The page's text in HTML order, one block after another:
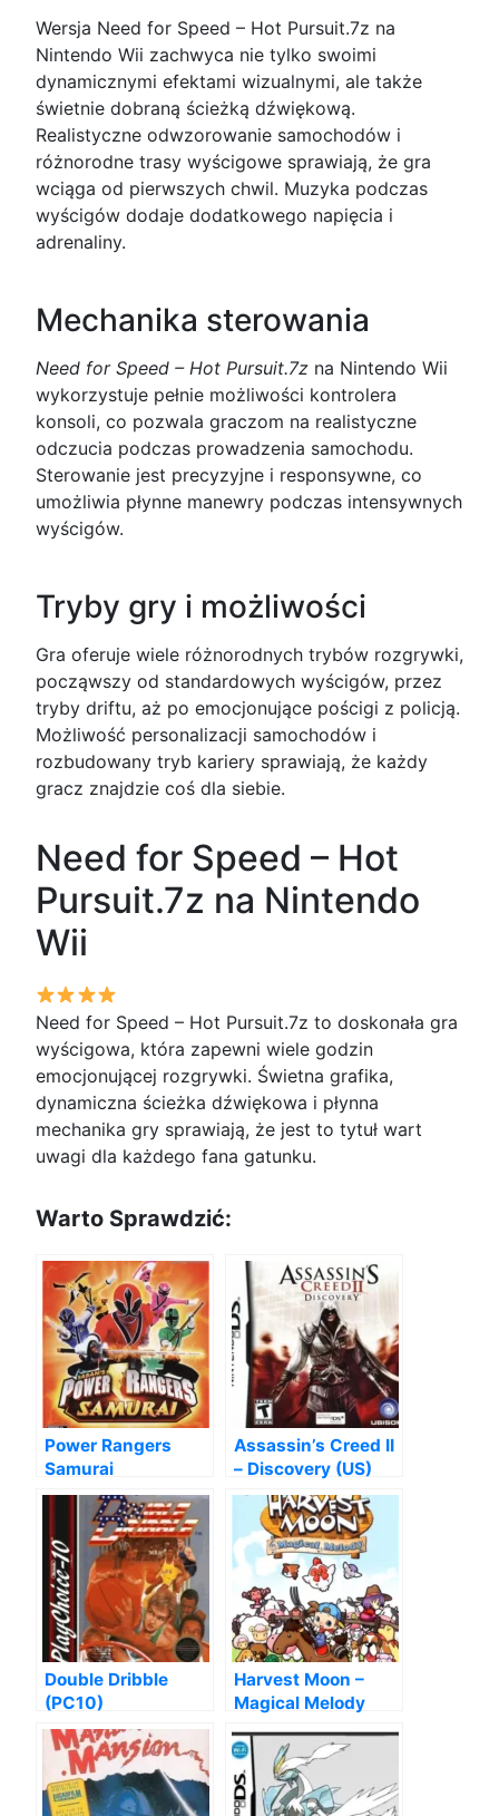
Wersja Need for Speed – Hot Pursuit.7z na
Nintendo Wii zachwyca nie tylko swoimi
dynamicznymi efektami wizualnymi, ale także
świetnie dobraną ścieżką dźwiękową.
Realistyczne odwzorowanie samochodów i
różnorodne trasy wyścigowe sprawiają, że gra
wciąga od pierwszych chwil. Muzyka podczas
wyścigów dodaje dodatkowego napięcia i
adrenaliny.
Mechanika sterowania
Need for Speed – Hot Pursuit.7z na Nintendo Wii
wykorzystuje pełnie możliwości kontrolera
konsoli, co pozwala graczom na realistyczne
odczucia podczas prowadzenia samochodu.
Sterowanie jest precyzyjne i responsywne, co
umożliwia płynne manewry podczas intensywnych
wyścigów.
Tryby gry i możliwości
Gra oferuje wiele różnorodnych trybów rozgrywki,
począwszy od standardowych wyścigów, przez
tryby driftu, aż po emocjonujące pościgi z policją.
Możliwość personalizacji samochodów i
rozbudowany tryb kariery sprawiają, że każdy
gracz znajdzie coś dla siebie.
Need for Speed – Hot
Pursuit.7z na Nintendo
Wii
Need for Speed – Hot Pursuit.7z to doskonała gra
wyścigowa, która zapewni wiele godzin
emocjonującej rozgrywki. Świetna grafika,
dynamiczna ścieżka dźwiękowa i płynna
mechanika gry sprawiają, że jest to tytuł wart
uwagi dla każdego fana gatunku.
Warto Sprawdzić:
Power Rangers
Samurai
Assassin’s Creed II
– Discovery (US)
Double Dribble
(PC10)
Harvest Moon –
Magical Melody